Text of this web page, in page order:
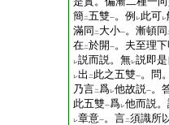
簡二五雙一。例 レ此可レ
滿同 二 大小一。漸頓同
在二於開 一。夫至理
レ説而説。無レ説即
レ出 二 此之五雙一。問
乃言二爲レ他故説一。
此五雙一爲レ他而説
レ章意一。言二須識所